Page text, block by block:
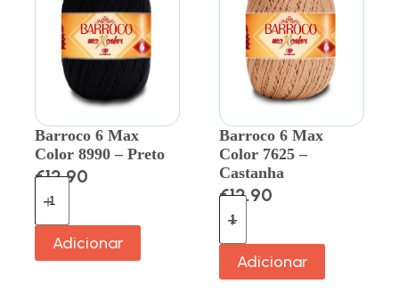
Barroco 6 Max
Color 8990 – Preto
€12.90
Adicionar
Barroco 6 Max
Color 7625 –
Castanha
€12.90
Adicionar